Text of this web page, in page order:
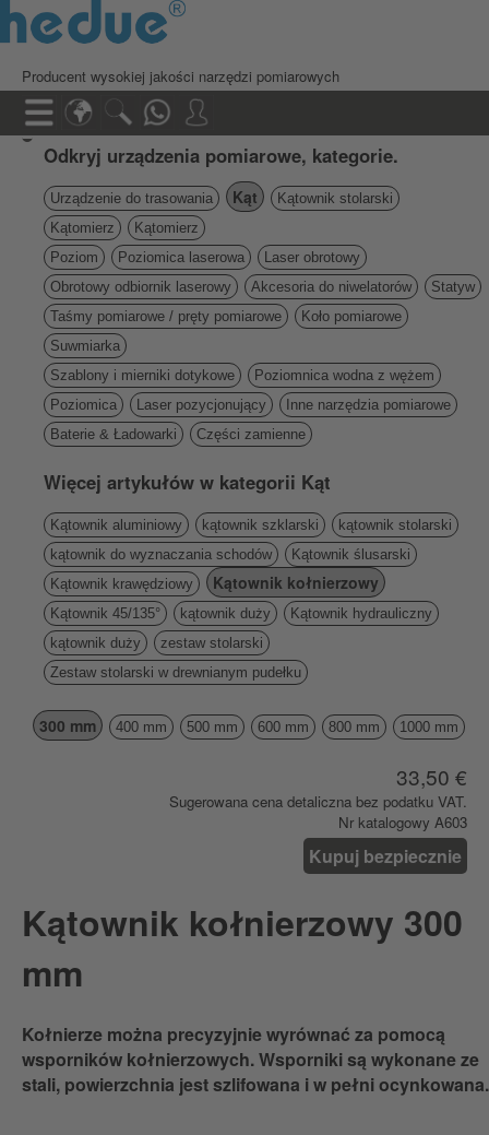
Producent wysokiej jakości narzędzi pomiarowych
Odkryj urządzenia pomiarowe, kategorie.
Urządzenie do trasowania Kąt
Kątownik stolarski
Kątomierz
Kątomierz
Poziom
Poziomica laserowa
Laser obrotowy
Obrotowy odbiornik laserowy
Akcesoria do niwelatorów
Statyw
Taśmy pomiarowe / pręty pomiarowe
Koło pomiarowe
Suwmiarka
Szablony i mierniki dotykowe
Poziomnica wodna z wężem
Poziomica
Laser pozycjonujący
Inne narzędzia pomiarowe
Baterie & Ładowarki
Części zamienne
Więcej artykułów w kategorii Kąt
Kątownik aluminiowy kątownik szklarski
kątownik stolarski
kątownik do wyznaczania schodów
Kątownik ślusarski
Kątownik krawędziowy
Kątownik kołnierzowy
Kątownik 45/135° kątownik duży
Kątownik hydrauliczny
kątownik duży
zestaw stolarski
Zestaw stolarski w drewnianym pudełku
300 mm 400 mm 500 mm 600 mm 800 mm 1000 mm
33,50 €
Sugerowana cena detaliczna bez podatku VAT.
Nr katalogowy A603
Kupuj bezpiecznie
Kątownik kołnierzowy 300
mm
Kołnierze można precyzyjnie wyrównać za pomocą
wsporników kołnierzowych. Wsporniki są wykonane ze
stali, powierzchnia jest szlifowana i w pełni ocynkowana.